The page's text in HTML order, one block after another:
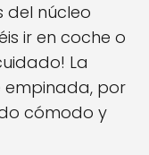
del núcleo
ir en coche o
La
empinada, por
cómodo y